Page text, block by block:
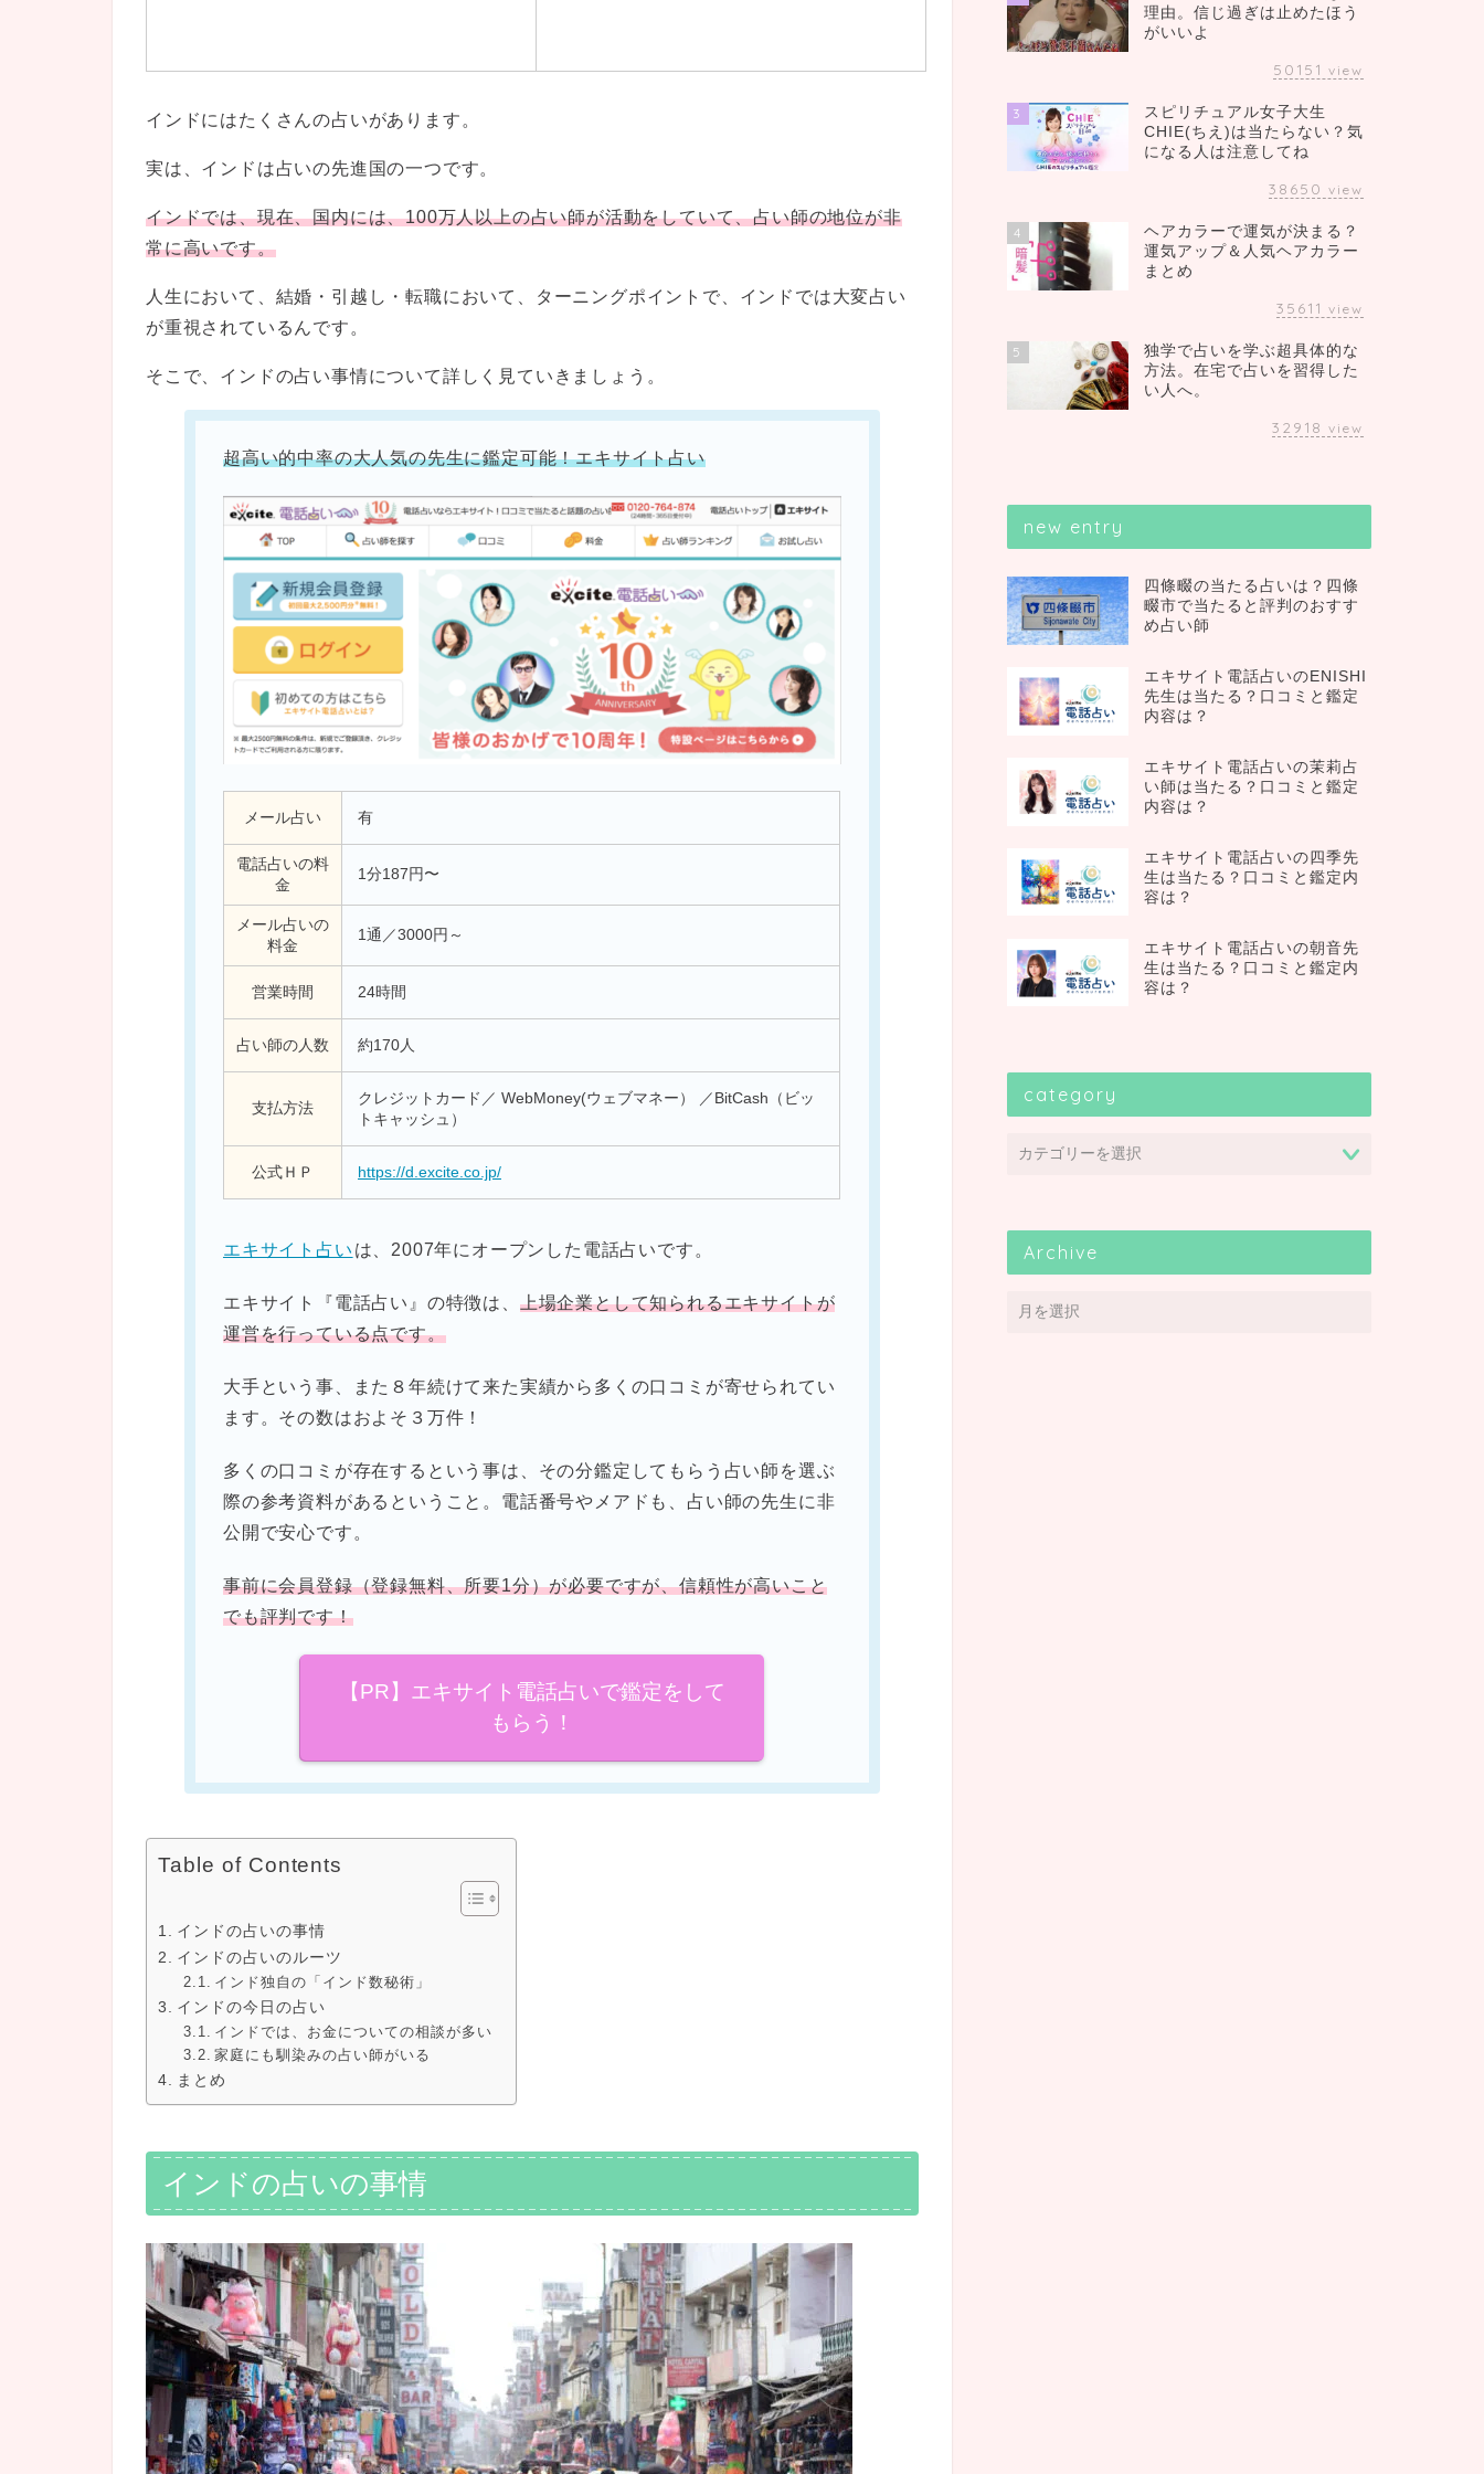
インドにはたくさんの占いがあります。
実は、インドは占いの先進国の一つです。
インドでは、現在、国内には、100万人以上の占い師が活動をしていて、占い師の地位が非
常に高いです。
人生において、結婚・引越し・転職において、ターニングポイントで、インドでは大変占い
が重視されているんです。
そこで、インドの占い事情について詳しく見ていきましょう。
超高い的中率の大人気の先生に鑑定可能！エキサイト占い
メール占い 有
電話占いの料
金
1分187円〜
メール占いの
料金
1通／3000円～
営業時間 24時間
占い師の人数 約170人
支払方法
クレジットカード／ WebMoney(ウェブマネー） ／BitCash（ビッ
トキャッシュ）
公式ＨＰ https://d.excite.co.jp/
エキサイト占い は、2007年にオープンした電話占いです。
エキサイト『電話占い』の特徴は、 上場企業として知られるエキサイトが
運営を行っている点です。
大手という事、また８年続けて来た実績から多くの口コミが寄せられてい
ます。その数はおよそ３万件！
多くの口コミが存在するという事は、その分鑑定してもらう占い師を選ぶ
際の参考資料があるということ。電話番号やメアドも、占い師の先生に非
公開で安心です。
事前に会員登録（登録無料、所要1分）が必要ですが、信頼性が高いこと
でも評判です！
【PR】エキサイト電話占いで鑑定をして
もらう！
Table of Contents
インドの占いの事情
インドの占いのルーツ
インド独自の「インド数秘術」
インドの今日の占い
インドでは、お金についての相談が多い
家庭にも馴染みの占い師がいる
まとめ
インドの占いの事情
理由。信じ過ぎは止めたほう
がいいよ
50151 view
3
スピリチュアル女子大生
CHIE(ちえ)は当たらない？気
になる人は注意してね
38650 view
4
ヘアカラーで運気が決まる？
運気アップ＆人気ヘアカラー
まとめ
35611 view
5
独学で占いを学ぶ超具体的な
方法。在宅で占いを習得した
い人へ。
32918 view
new entry
四條畷の当たる占いは？四條
畷市で当たると評判のおすす
め占い師
エキサイト電話占いのENISHI
先生は当たる？口コミと鑑定
内容は？
エキサイト電話占いの茉莉占
い師は当たる？口コミと鑑定
内容は？
エキサイト電話占いの四季先
生は当たる？口コミと鑑定内
容は？
エキサイト電話占いの朝音先
生は当たる？口コミと鑑定内
容は？
category
Archive